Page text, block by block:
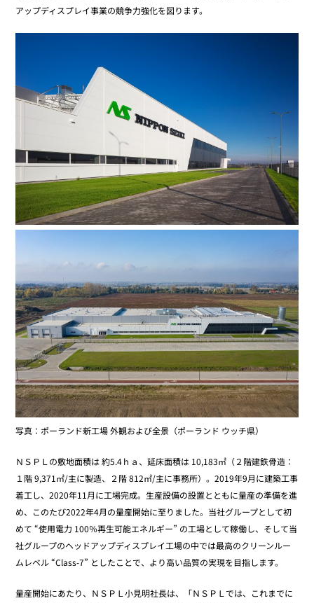
アップディスプレイ事業の競争力強化を図ります。
写真：ポーランド新工場 外観および全景（ポーランド ウッチ県）
ＮＳＰＬの敷地面積は 約5.4ｈａ、延床面積は 10,183㎡（２階建鉄骨造：
１階 9,371㎡/主に製造、２階 812㎡/主に事務所）。2019年9月に建築工事
着工し、2020年11月に工場完成。生産設備の設置とともに量産の準備を進
め、このたび2022年4月の量産開始に至りました。当社グループとして初
めて “使用電力 100％再生可能エネルギー” の工場として稼働し、そして当
社グループのヘッドアップディスプレイ工場の中では最高のクリーンルー
ムレベル “Class-7” としたことで、より高い品質の実現を目指します。
量産開始にあたり、ＮＳＰＬ小見明社長は、「ＮＳＰＬでは、これまでに